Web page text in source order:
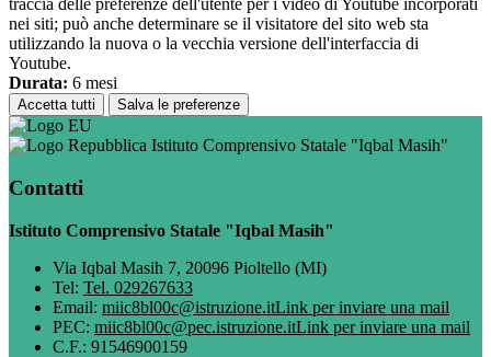
traccia delle preferenze dell'utente per i video di Youtube incorporati
nei siti; può anche determinare se il visitatore del sito web sta
utilizzando la nuova o la vecchia versione dell'interfaccia di
Youtube.
Durata: 6 mesi
Accetta tutti Salva le preferenze
Istituto Comprensivo Statale "Iqbal Masih"
Contatti
Istituto Comprensivo Statale "Iqbal Masih"
Via Iqbal Masih 7, 20096 Pioltello (MI)
Tel: Tel. 029267633
Email: miic8bl00c@istruzione.itLink per inviare una mail
PEC: miic8bl00c@pec.istruzione.itLink per inviare una mail
C.F.: 91546900159